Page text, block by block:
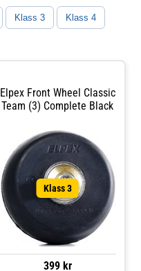
Klass 3 Klass 4
Elpex Front Wheel Classic
Team (3) Complete Black
Klass 3
399 kr